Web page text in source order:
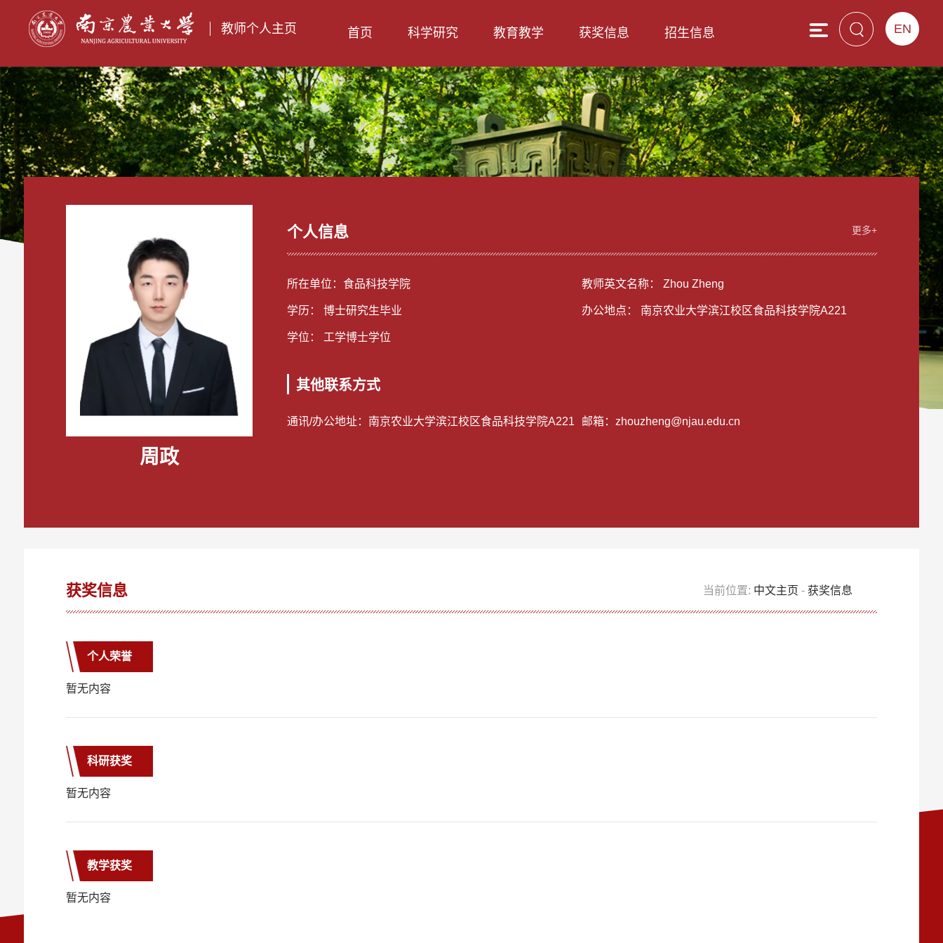
教师个人主页 EN
首页 科学研究 教育教学 获奖信息 招生信息
周政
个人信息 更多+
所在单位：食品科技学院 教师英文名称： Zhou Zheng
学历： 博士研究生毕业 办公地点： 南京农业大学滨江校区食品科技学院A221
学位： 工学博士学位
其他联系方式
通讯/办公地址： 南京农业大学滨江校区食品科技学院A221 邮箱： zhouzheng@njau.edu.cn
获奖信息 当前位置: 中文主页 -获奖信息
个人荣誉
暂无内容
科研获奖
暂无内容
教学获奖
暂无内容